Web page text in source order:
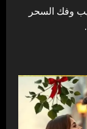
وفك السحر